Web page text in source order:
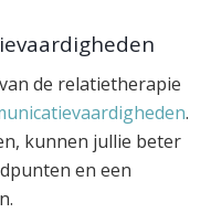
de relatietherapie
.
kunnen jullie beter
en een